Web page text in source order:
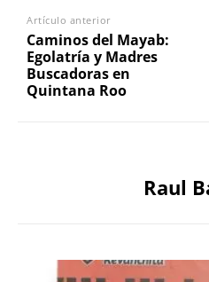
Artículo anterior
Caminos del Mayab:
Egolatría y Madres
Buscadoras en
Quintana Roo
Raul